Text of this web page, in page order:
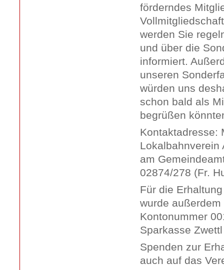
förderndes
werden Sie
und über die
informiert.
unseren
würden uns
schon bald als
begrüßen
Kontaktadresse:
Lokalbahnverein
am
02874/278 (Fr.
Für die
wurde
Kontonummer
Sparkasse
Spenden zur
auch auf das